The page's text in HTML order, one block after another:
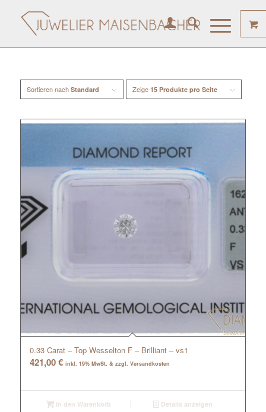
Sortieren nach Standard Zeige 15 Produkte pro Seite
0.33 Carat – Top Wesselton F – Brilliant – vs1
421,00€ inkl. 19% MwSt. & zzgl. Versandkosten
In den Warenkorb Details anzeigen